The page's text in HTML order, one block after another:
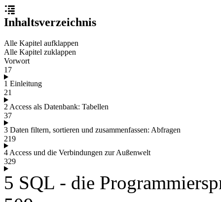
Inhaltsverzeichnis
Alle Kapitel aufklappen
Alle Kapitel zuklappen
Vorwort
17
1 Einleitung
21
2 Access als Datenbank: Tabellen
37
3 Daten filtern, sortieren und zusammenfassen: Abfragen
219
4 Access und die Verbindungen zur Außenwelt
329
5 SQL - die